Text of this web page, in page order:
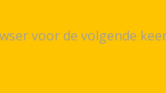
voor de volgende